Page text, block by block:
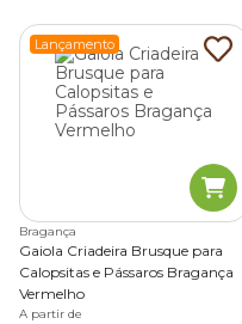
Lançamento
Bragança
Gaiola Criadeira Brusque para
Calopsitas e Pássaros Bragança
Vermelho
A partir de